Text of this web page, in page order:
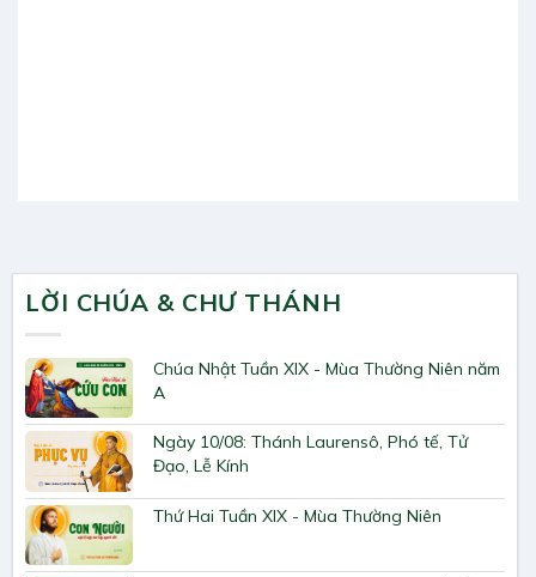
LỜI CHÚA & CHƯ THÁNH
Chúa Nhật Tuần XIX - Mùa Thường Niên năm
A
Ngày 10/08: Thánh Laurensô, Phó tế, Tử
Đạo, Lễ Kính
Thứ Hai Tuần XIX - Mùa Thường Niên